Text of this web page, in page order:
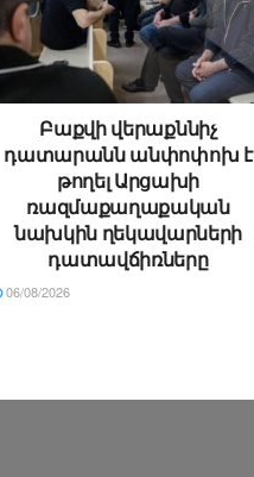
Բաքվի վերաքննիչ
դատարանն անփոփոխ է
թողել Արցախի
ռազմաքաղաքական
նախկին ղեկավարների
դատավճիռները
06/08/2026